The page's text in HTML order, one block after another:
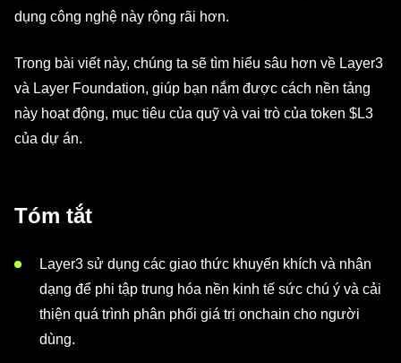
dụng công nghệ này rộng rãi hơn.
Trong bài viết này, chúng ta sẽ tìm hiểu sâu hơn về Layer3
và Layer Foundation, giúp bạn nắm được cách nền tảng
này hoạt động, mục tiêu của quỹ và vai trò của token $L3
của dự án.
Tóm tắt
Layer3 sử dụng các giao thức khuyến khích và nhận
dạng để phi tập trung hóa nền kinh tế sức chú ý và cải
thiện quá trình phân phối giá trị onchain cho người
dùng.